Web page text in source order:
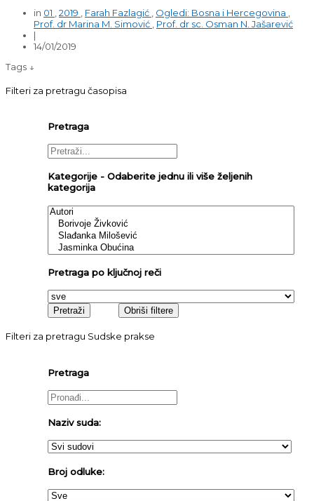
in 01 2019 Farah Fazlagić Ogledi: Bosna i Hercegovina
Prof. dr Marina M. Simović
Prof. dr sc. Osman N. Jašarević
|
14/01/2019
Tags ↓
Filteri za pretragu časopisa
Pretraga
Kategorije - Odaberite jednu ili više željenih
kategorija
Pretraga po ključnoj reči
Filteri za pretragu Sudske prakse
Pretraga
Naziv suda:
Broj odluke: